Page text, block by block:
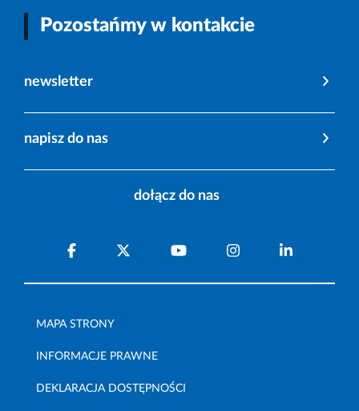
Pozostańmy w kontakcie
newsletter
napisz do nas
dołącz do nas
MAPA STRONY
INFORMACJE PRAWNE
DEKLARACJA DOSTĘPNOŚCI